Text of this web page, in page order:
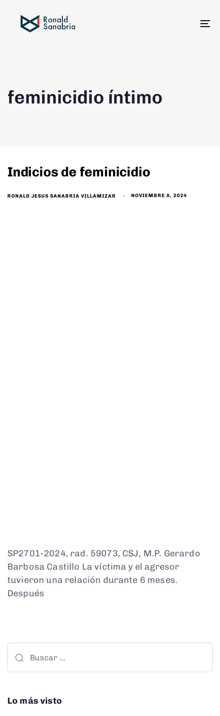
feminicidio íntimo
Indicios de feminicidio
RONALD JESUS SANABRIA VILLAMIZAR NOVIEMBRE 8, 2024
SP2701-2024, rad. 59073, CSJ, M.P. Gerardo
Barbosa Castillo La víctima y el agresor
tuvieron una relación durante 6 meses.
Después
Lo más visto